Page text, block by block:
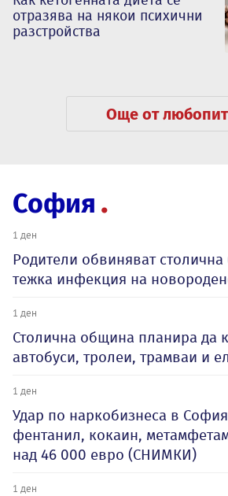
отразява на някои психични
разстройства
Още от
София
1 ден
Родители обвиняват
тежка инфекция на
1 ден
Столична община планира да
автобуси, тролеи, трамваи и
1 ден
Удар по наркобизнеса в
фентанил, кокаин,
над 46 000 евро (СНИМКИ)
1 ден